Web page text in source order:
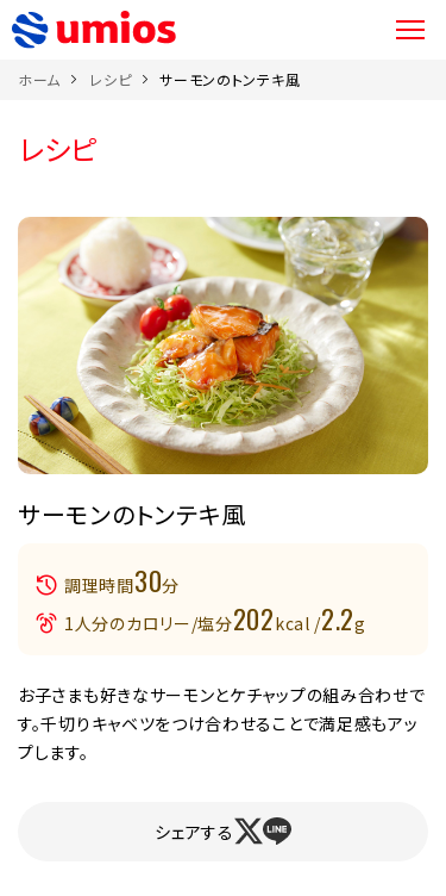
ホーム レシピ サーモンのトンテキ風
レシピ
サーモンのトンテキ風
調理時間30分
1人分のカロリー/塩分202kcal /2.2g
お子さまも好きなサーモンとケチャップの組み合わせで
す。千切りキャベツをつけ合わせることで満足感もアッ
プします。
シェアする